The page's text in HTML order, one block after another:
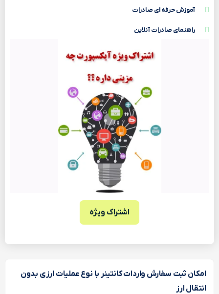
آموزش حرفه ای صادرات
راهنمای صادرات آنلاین
اشتراک ویژه
امکان ثبت سفارش واردات کانتینر با نوع عملیات ارزی بدون
انتقال ارز